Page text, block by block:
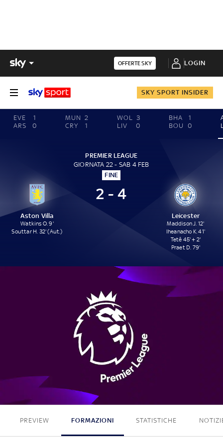
OFFERTE SKY LOGIN
SKY SPORT INSIDER
EVE
1
ARS
0
MUN 2
CRY
1
WOL
3
LIV
0
BHA
1
BOU
0
PREMIER LEAGUE
GIORNATA 22 - SAB 4 FEB
FINE
Aston Villa
Watkins O. 9'
Souttar H. 32' (Aut.)
2 - 4
Leicester
Maddison J. 12'
Iheanacho K. 41'
Tetê 45' + 2'
Praet D. 79'
2 - 4
PREVIEW FORMAZIONI STATISTICHE